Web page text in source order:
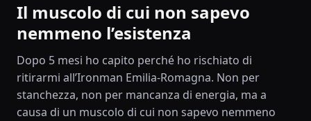
Il muscolo di cui non sapevo
nemmeno l’esistenza
Dopo 5 mesi ho capito perché ho rischiato di
ritirarmi all’Ironman Emilia-Romagna. Non per
stanchezza, non per mancanza di energia, ma a
causa di un muscolo di cui non sapevo nemmeno